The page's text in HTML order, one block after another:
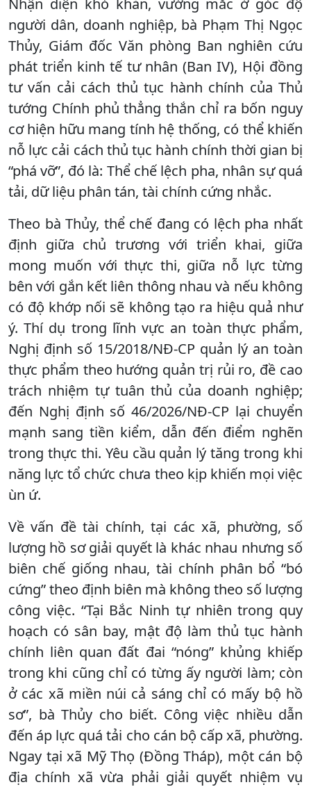
Nhận diện khó khăn, vướng mắc ở góc độ
người dân, doanh nghiệp, bà Phạm Thị Ngọc
Thủy, Giám đốc Văn phòng Ban nghiên cứu
phát triển kinh tế tư nhân (Ban IV), Hội đồng
tư vấn cải cách thủ tục hành chính của Thủ
tướng Chính phủ thẳng thắn chỉ ra bốn nguy
cơ hiện hữu mang tính hệ thống, có thể khiến
nỗ lực cải cách thủ tục hành chính thời gian bị
“phá vỡ”, đó là: Thể chế lệch pha, nhân sự quá
tải, dữ liệu phân tán, tài chính cứng nhắc.
Theo bà Thủy, thể chế đang có lệch pha nhất
định giữa chủ trương với triển khai, giữa
mong muốn với thực thi, giữa nỗ lực từng
bên với gắn kết liên thông nhau và nếu không
có độ khớp nối sẽ không tạo ra hiệu quả như
ý. Thí dụ trong lĩnh vực an toàn thực phẩm,
Nghị định số 15/2018/NĐ-CP quản lý an toàn
thực phẩm theo hướng quản trị rủi ro, đề cao
trách nhiệm tự tuân thủ của doanh nghiệp;
đến Nghị định số 46/2026/NĐ-CP lại chuyển
mạnh sang tiền kiểm, dẫn đến điểm nghẽn
trong thực thi. Yêu cầu quản lý tăng trong khi
năng lực tổ chức chưa theo kịp khiến mọi việc
ùn ứ.
Về vấn đề tài chính, tại các xã, phường, số
lượng hồ sơ giải quyết là khác nhau nhưng số
biên chế giống nhau, tài chính phân bổ “bó
cứng” theo định biên mà không theo số lượng
công việc. “Tại Bắc Ninh tự nhiên trong quy
hoạch có sân bay, mật độ làm thủ tục hành
chính liên quan đất đai “nóng” khủng khiếp
trong khi cũng chỉ có từng ấy người làm; còn
ở các xã miền núi cả sáng chỉ có mấy bộ hồ
sơ”, bà Thủy cho biết. Công việc nhiều dẫn
đến áp lực quá tải cho cán bộ cấp xã, phường.
Ngay tại xã Mỹ Thọ (Đồng Tháp), một cán bộ
địa chính xã vừa phải giải quyết nhiệm vụ